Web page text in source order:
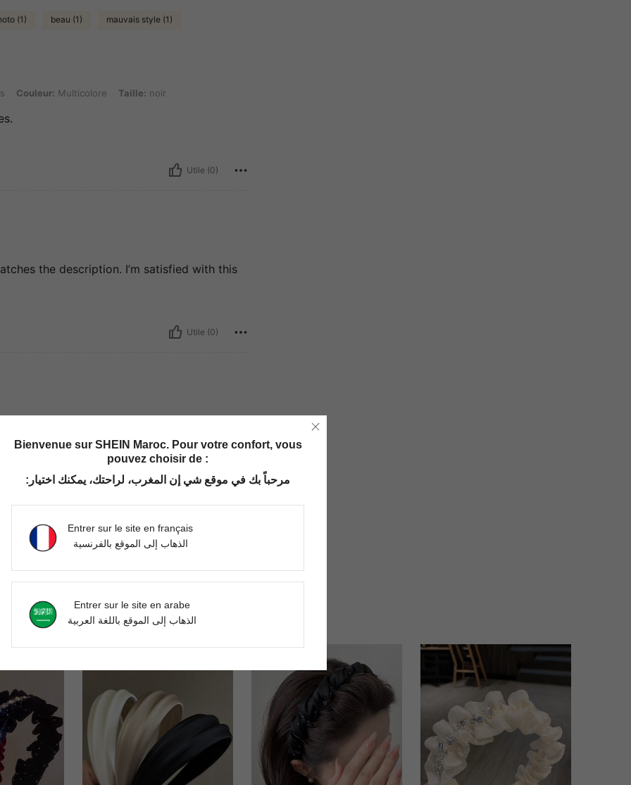
(1) beau (1) mauvais style (1)
Multicolore, Taille: noir
Couleur: Multicolore Taille: noir
Utile (0)
the description. I’m satisfied with this
Utile (0)
the description. I’m satisfied with this
Bienvenue sur SHEIN Maroc. Pour votre confort, vous
pouvez choisir de :
مرحباً بك في موقع شي إن المغرب، لراحتك، يمكنك اختيار:
Entrer sur le site en français
الذهاب إلى الموقع بالفرنسية
Entrer sur le site en arabe
الذهاب إلى الموقع باللغة العربية